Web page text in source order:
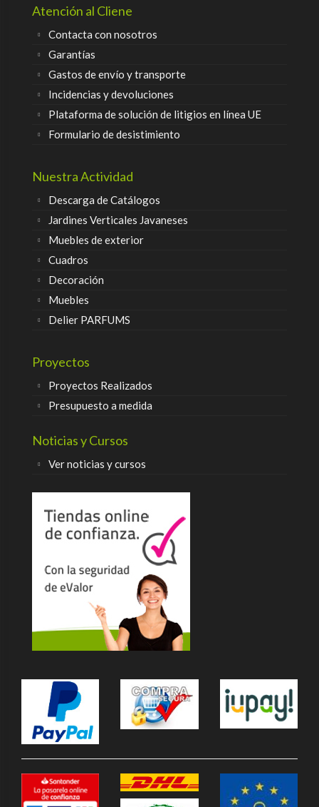
Atención al Cliene
Contacta con nosotros
Garantías
Gastos de envío y transporte
Incidencias y devoluciones
Plataforma de solución de litigios en línea UE
Formulario de desistimiento
Nuestra Actividad
Descarga de Catálogos
Jardines Verticales Javaneses
Muebles de exterior
Cuadros
Decoración
Muebles
Delier PARFUMS
Proyectos
Proyectos Realizados
Presupuesto a medida
Noticias y Cursos
Ver noticias y cursos